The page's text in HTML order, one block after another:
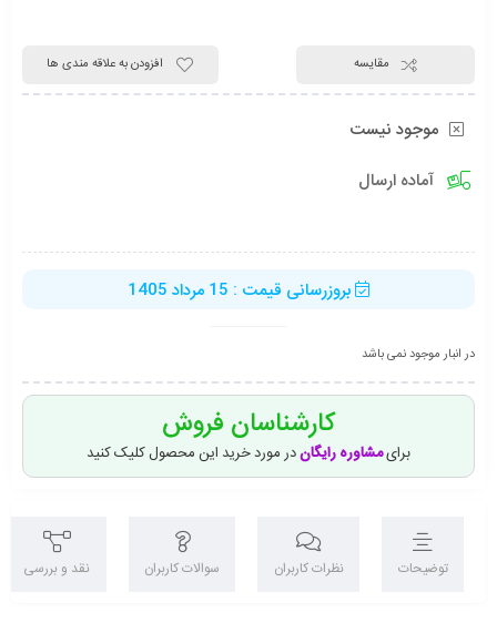
مقایسه افزودن به علاقه مندی ها
موجود نیست
آماده ارسال
بروزرسانی قیمت : 15 مرداد 1405
در انبار موجود نمی باشد
کارشناسان فروش
برایمشاوره رایگان در مورد خرید این محصول کلیک کنید
توضیحات نظرات کاربران سوالات کاربران نقد و بررسی